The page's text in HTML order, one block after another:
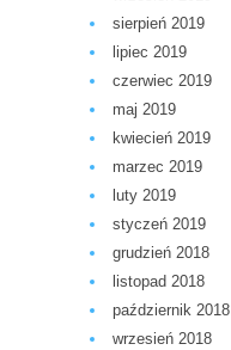
sierpień 2019
lipiec 2019
czerwiec 2019
maj 2019
kwiecień 2019
marzec 2019
luty 2019
styczeń 2019
grudzień 2018
listopad 2018
październik 2018
wrzesień 2018